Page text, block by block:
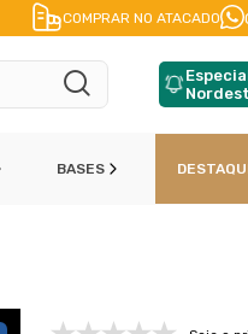
PARCELE EM
COMPRAR NO ATACADO
BASES